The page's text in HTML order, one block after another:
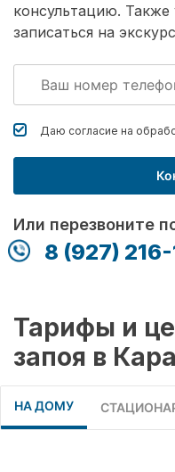
консультацию.
записаться на
Даю согласие на
Или перезвоните
8 (927)
Тарифы и
запоя в
НА ДОМУ